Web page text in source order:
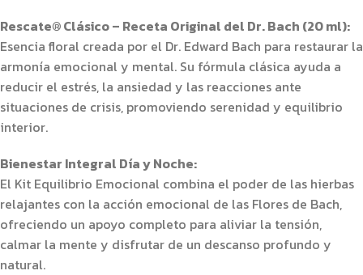
Rescate® Clásico – Receta Original del Dr. Bach (20 ml):
Esencia floral creada por el Dr. Edward Bach para restaurar la
armonía emocional y mental. Su fórmula clásica ayuda a
reducir el estrés, la ansiedad y las reacciones ante
situaciones de crisis, promoviendo serenidad y equilibrio
interior.
Bienestar Integral Día y Noche:
El Kit Equilibrio Emocional combina el poder de las hierbas
relajantes con la acción emocional de las Flores de Bach,
ofreciendo un apoyo completo para aliviar la tensión,
calmar la mente y disfrutar de un descanso profundo y
natural.